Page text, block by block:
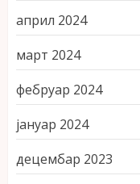
април 2024
март 2024
фебруар 2024
јануар 2024
децембар 2023